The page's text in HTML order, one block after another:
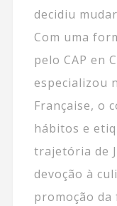
decidiu
Com uma
pelo CAP en
especializou
Française, o
hábitos e
trajetória de
devoção à
promoção